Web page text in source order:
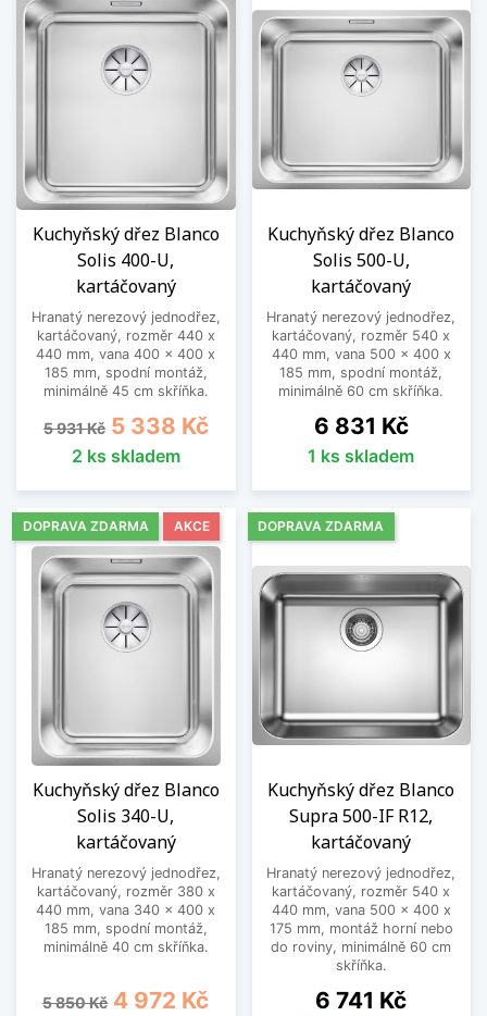
Kuchyňský dřez Blanco
Solis 400-U,
kartáčovaný
Hranatý nerezový jednodřez,
kartáčovaný, rozměr 440 x
440 mm, vana 400 x 400 x
185 mm, spodní montáž,
minimálně 45 cm skříňka.
Běžná cena
5 931 Kč Cena
5 338 Kč
2 ks skladem
Kuchyňský dřez Blanco
Solis 500-U,
kartáčovaný
Hranatý nerezový jednodřez,
kartáčovaný, rozměr 540 x
440 mm, vana 500 x 400 x
185 mm, spodní montáž,
minimálně 60 cm skříňka.
Cena
6 831 Kč
1 ks skladem
Kuchyňský dřez Blanco
Solis 340-U,
kartáčovaný
Hranatý nerezový jednodřez,
kartáčovaný, rozměr 380 x
440 mm, vana 340 x 400 x
185 mm, spodní montáž,
minimálně 40 cm skříňka.
Běžná cena
5 850 Kč Cena
4 972 Kč
DOPRAVA ZDARMA AKCE
Kuchyňský dřez Blanco
Supra 500-IF R12,
kartáčovaný
Hranatý nerezový jednodřez,
kartáčovaný, rozměr 540 x
440 mm, vana 500 x 400 x
175 mm, montáž horní nebo
do roviny, minimálně 60 cm
skříňka.
Cena
6 741 Kč
DOPRAVA ZDARMA